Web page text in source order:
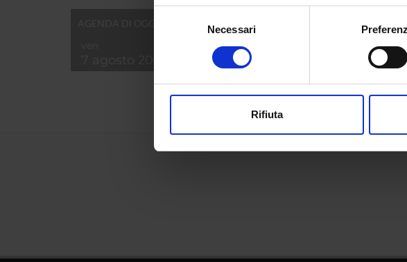
Con il tuo consenso, vorremmo anche:
raccogliere informazioni sulla tua
digitali).
modificare o ritirare il tuo consenso in qualsiasi
Necessari
Rifiuta
Subject area